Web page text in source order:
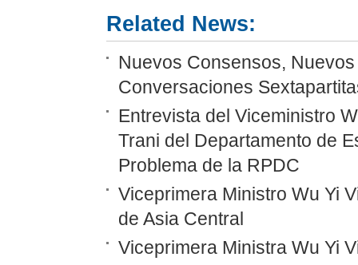
Related News:
Nuevos Consensos,
Conversaciones
Entrevista del Viceministro
Trani del Departamento de
Problema de la RPDC
Viceprimera Ministro Wu Yi
de Asia Central
Viceprimera Ministra Wu Yi